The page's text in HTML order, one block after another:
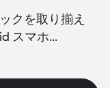
クを取り揃え
スマホ...